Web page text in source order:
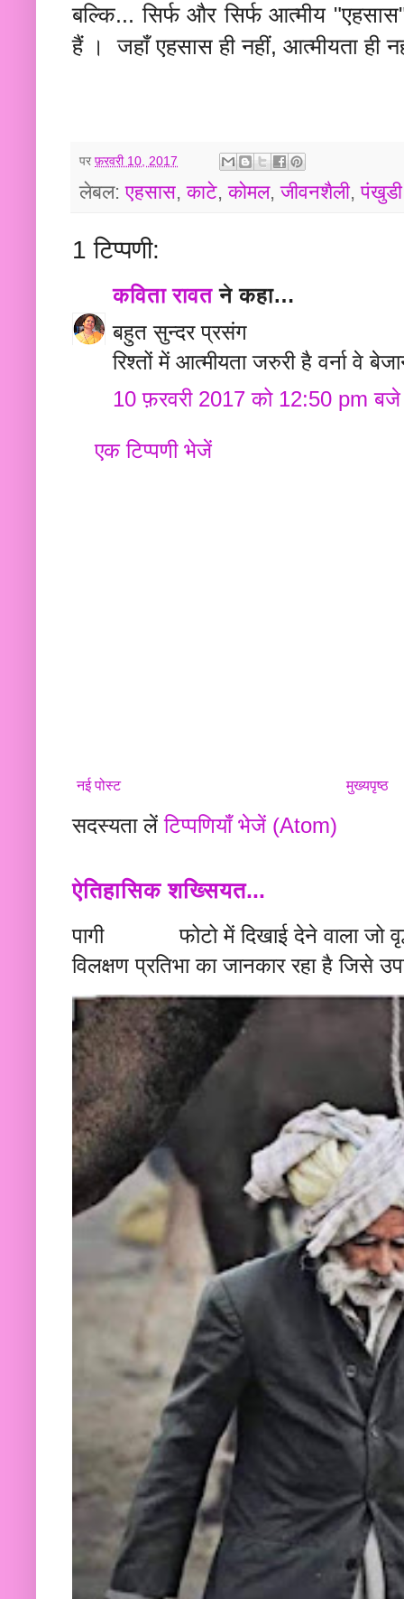
बल्कि... सिर्फ और सिर्फ आत्मीय
हैं । जहाँ एहसास ही नहीं, आत्मीयता ही
पर फ़रवरी 10, 2017
लेबल:एहसास,काटे,कोमल,जीवनशैली,पंखुडी
1 टिप्पणी:
कविता रावतने कहा…
बहुत सुन्दर प्रसंग
रिश्तों में आत्मीयता जरुरी है वर्ना वे
10 फ़रवरी 2017 को 12:50 pm बजे
एक टिप्पणी भेजें
नई पोस्ट मुख्यपृष्ठ
सदस्यता लेंटिप्पणियाँ भेजें (Atom)
ऐतिहासिक शख्सियत...
पागी फोटो में दिखाई देने वाला जो
विलक्षण प्रतिभा का जानकार रहा है जिसे